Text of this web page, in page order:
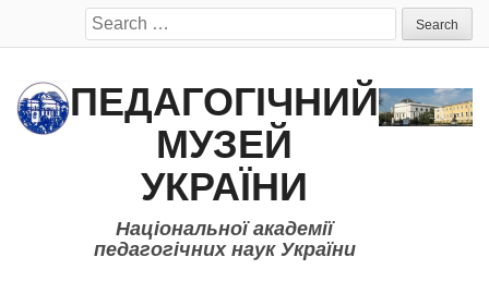
Search
for:
ПЕДАГОГІЧНИЙ
МУЗЕЙ
УКРАЇНИ
Національної академії
педагогічних наук України